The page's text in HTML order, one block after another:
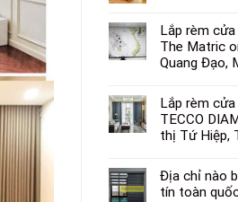
Lắp rèm
The Matric
Quang Đạo,
Lắp rèm
TECCO
thị Tứ Hiệp,
Địa chỉ nào
tín toàn